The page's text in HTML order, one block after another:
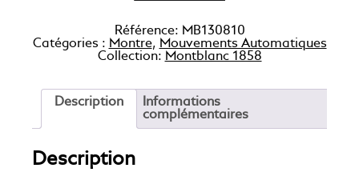
Référence: MB130810
Catégories : Montre, Mouvements Automatiques
Collection: Montblanc 1858
Description
Informations
complémentaires
Description